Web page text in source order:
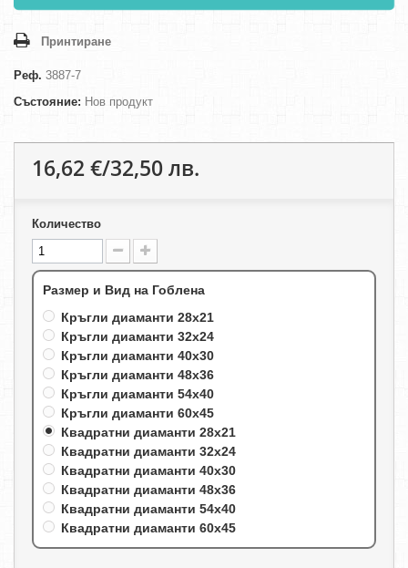
Принтиране
Реф. 3887-7
Състояние: Нов продукт
16,62 €/32,50 лв.
Количество
Размер и Вид на Гоблена
Кръгли диаманти 28х21
Кръгли диаманти 32х24
Кръгли диаманти 40х30
Кръгли диаманти 48х36
Кръгли диаманти 54х40
Кръгли диаманти 60х45
Квадратни диаманти 28х21
Квадратни диаманти 32х24
Квадратни диаманти 40х30
Квадратни диаманти 48х36
Квадратни диаманти 54х40
Квадратни диаманти 60х45